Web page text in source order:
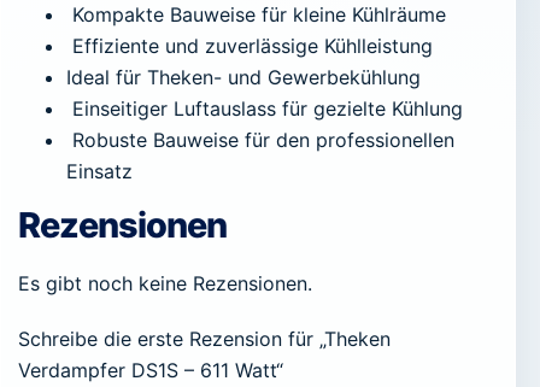
Kompakte Bauweise für kleine Kühlräume
Effiziente und zuverlässige Kühlleistung
Ideal für Theken- und Gewerbekühlung
Einseitiger Luftauslass für gezielte Kühlung
Robuste Bauweise für den professionellen
Einsatz
Rezensionen
Es gibt noch keine Rezensionen.
Schreibe die erste Rezension für „Theken
Verdampfer DS1S – 611 Watt“